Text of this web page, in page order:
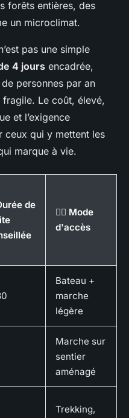
forêts entières, des
un microclimat.
pas une simple
4 jours encadrée,
personnes par an
fragile. Le coût, élevé,
et l’exigence
ceux qui y mettent les
marque à vie.
de
🚶‍♂️ Mode
d'accès
Bateau +
marche
légère
Marche sur
sentier
aménagé
Trekking,